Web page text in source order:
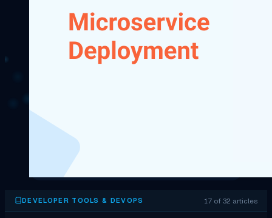
DEVELOPER TOOLS & DEVOPS 17 of 32 articles